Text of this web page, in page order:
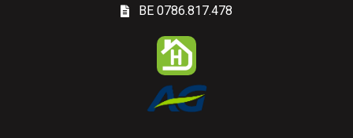
BE 0786.817.478